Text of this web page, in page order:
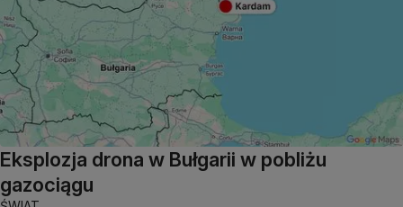
Eksplozja drona w Bułgarii w pobliżu
gazociągu